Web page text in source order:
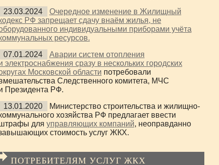
23.03.2024
Очередное изменение в Жилищный
РФ запрещает сдачу внаём жилья, не
индивидуальными приборами учёта
ресурсов.
07.01.2024
Аварии систем отопления
электроснабжения сразу в нескольких городских
Московской области потребовали
Следственного комитета, МЧС
Президента РФ.
13.01.2020
Министерство строительства и жилищно-
хозяйства РФ предлагает ввести
для управляющих компаний, неоправданно
стоимость услуг ЖКХ.
ПОТРЕБИТЕЛЯМ УСЛУГ ЖКХ